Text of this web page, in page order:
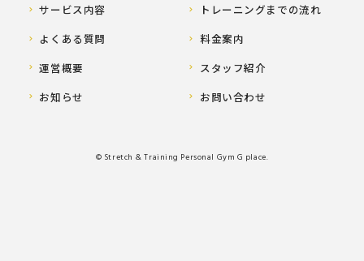
サービス内容
トレーニングまでの流れ
よくある質問
料金案内
運営概要
スタッフ紹介
お知らせ
お問い合わせ
© Stretch & Training Personal Gym G place.